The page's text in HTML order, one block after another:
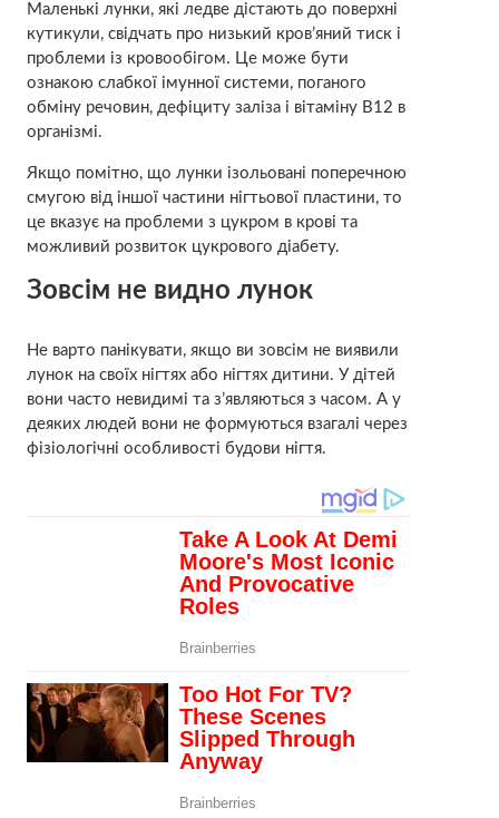
Маленькі лунки, які ледве дістають до поверхні
кутикули, свідчать про низький кров’яний тиск і
проблеми із кровообігом. Це може бути
ознакою слабкої імунної системи, поганого
обміну речовин, дефіциту заліза і вітаміну В12 в
організмі.
Якщо помітно, що лунки ізольовані поперечною
смугою від іншої частини нігтьової пластини, то
це вказує на проблеми з цукром в крові та
можливий розвиток цукрового діабету.
Зовсім не видно лунок
Не варто панікувати, якщо ви зовсім не виявили
лунок на своїх нігтях або нігтях дитини. У дітей
вони часто невидимі та з’являються з часом. А у
деяких людей вони не формуються взагалі через
фізіологічні особливості будови нігтя.